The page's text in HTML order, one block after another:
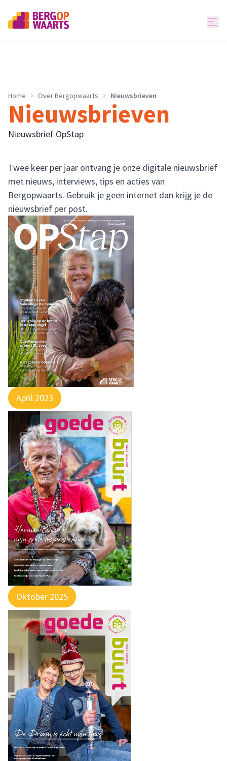
Home Over Bergopwaarts Nieuwsbrieven
Nieuwsbrieven
Nieuwsbrief OpStap
Twee keer per jaar ontvang je onze digitale nieuwsbrief
met nieuws, interviews, tips en acties van
Bergopwaarts. Gebruik je geen internet dan krijg je de
nieuwsbrief per post.
April 2025
Oktober 2025